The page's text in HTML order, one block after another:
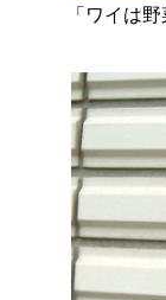
「ワイは